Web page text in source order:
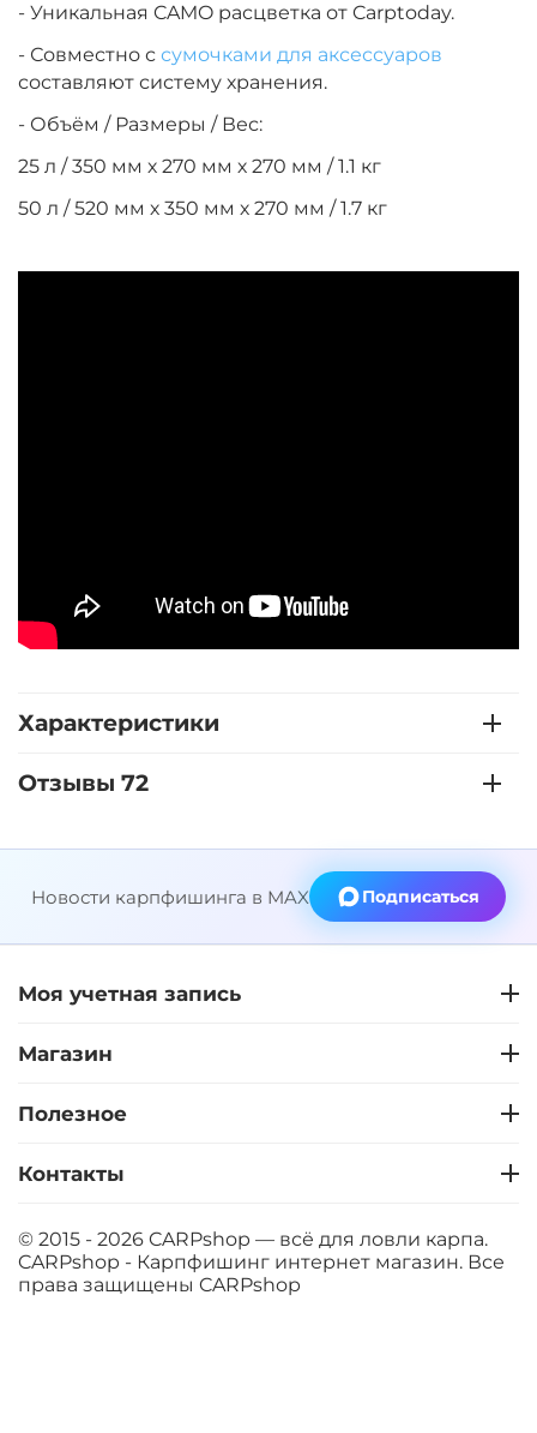
- Уникальная CAMO расцветка от Carptoday.
- Совместно с сумочками для аксессуаров
составляют систему хранения.
- Объём / Размеры / Вес:
25 л / 350 мм х 270 мм х 270 мм / 1.1 кг
50 л / 520 мм х 350 мм х 270 мм / 1.7 кг
Характеристики
Отзывы 72
Новости карпфишинга в MAX Подписаться
Моя учетная запись
Магазин
Полезное
Контакты
© 2015 - 2026 CARPshop — всё для ловли карпа.
CARPshop - Карпфишинг интернет магазин. Все
права защищены CARPshop